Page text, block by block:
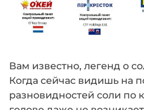
Вам известно, легенд о
Когда сейчас видишь на
разновидностей соли по